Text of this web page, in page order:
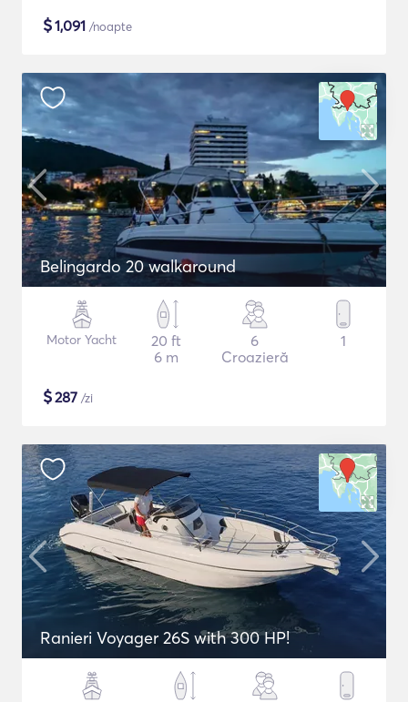
$1,091 /noapte
Belingardo 20 walkaround
Motor Yacht
20 ft
6 m
6
Croazieră
1
$287 /zi
Ranieri Voyager 26S with 300 HP!